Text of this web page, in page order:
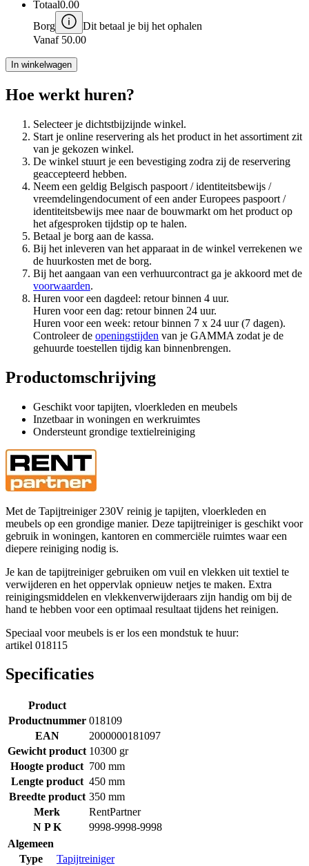
Totaal0.00
Borg
Dit betaal je bij het ophalen
Vanaf 50.00
In winkelwagen
Hoe werkt huren?
Selecteer je dichtstbijzijnde winkel.
Start je online reservering als het product in het assortiment zit
van je gekozen winkel.
De winkel stuurt je een bevestiging zodra zij de reservering
geaccepteerd hebben.
Neem een geldig Belgisch paspoort / identiteitsbewijs /
vreemdelingendocument of een ander Europees paspoort /
identiteitsbewijs mee naar de bouwmarkt om het product op
het afgesproken tijdstip op te halen.
Betaal je borg aan de kassa.
Bij het inleveren van het apparaat in de winkel verrekenen we
de huurkosten met de borg.
Bij het aangaan van een verhuurcontract ga je akkoord met de
voorwaarden.
Huren voor een dagdeel: retour binnen 4 uur.
Huren voor een dag: retour binnen 24 uur.
Huren voor een week: retour binnen 7 x 24 uur (7 dagen).
Controleer de openingstijden van je GAMMA zodat je de
gehuurde toestellen tijdig kan binnenbrengen.
Productomschrijving
Geschikt voor tapijten, vloerkleden en meubels
Inzetbaar in woningen en werkruimtes
Ondersteunt grondige textielreiniging
Met de Tapijtreiniger 230V reinig je tapijten, vloerkleden en
meubels op een grondige manier. Deze tapijtreiniger is geschikt voor
gebruik in woningen, kantoren en commerciële ruimtes waar een
diepere reiniging nodig is.
Je kan de tapijtreiniger gebruiken om vuil en vlekken uit textiel te
verwijderen en het oppervlak opnieuw netjes te maken. Extra
reinigingsmiddelen en vlekkenverwijderaars zijn handig om bij de
hand te hebben voor een optimaal resultaat tijdens het reinigen.
Speciaal voor meubels is er los een mondstuk te huur:
artikel 018115
Specificaties
Product
Productnummer 018109
EAN
2000000181097
Gewicht product 10300 gr
Hoogte product 700 mm
Lengte product 450 mm
Breedte product 350 mm
Merk
RentPartner
N P K
9998-9998-9998
Algemeen
Type
Tapijtreiniger